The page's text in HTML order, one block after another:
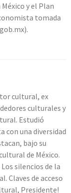
y el Plan
tomada
cultural, ex
culturales y
Estudió
con una diversidad
bajo su
de México.
silencios de la
Claves de acceso
Presidente!